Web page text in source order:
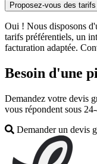
Proposez-vous des
Oui ! Nous disposons
tarifs préférentiels, un
facturation adaptée.
Besoin d'une
Demandez votre devis
vous répondent sous
Demander un devis